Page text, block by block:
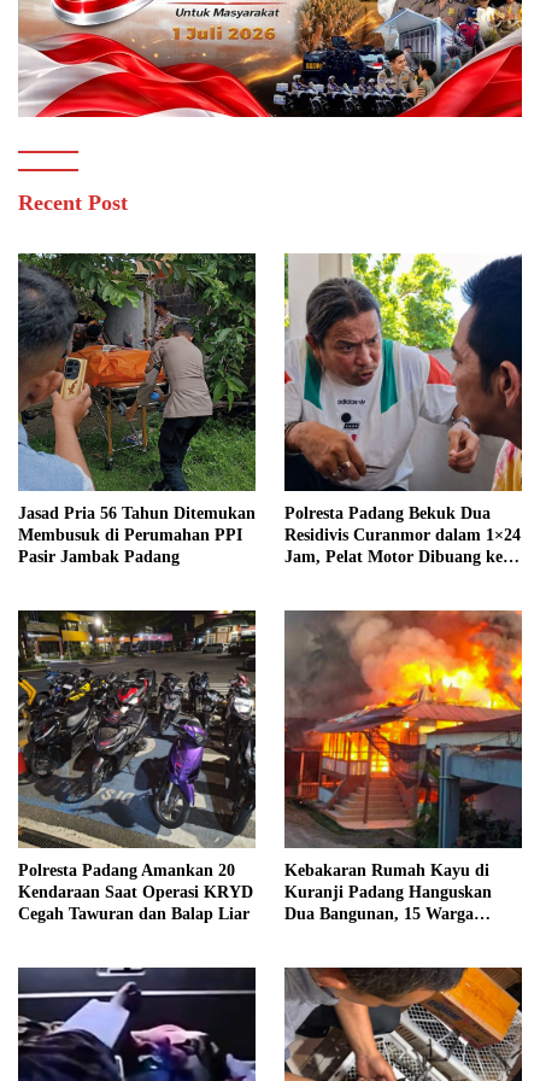
Recent Post
Jasad Pria 56 Tahun Ditemukan
Membusuk di Perumahan PPI
Pasir Jambak Padang
Polresta Padang Bekuk Dua
Residivis Curanmor dalam 1×24
Jam, Pelat Motor Dibuang ke
Polresta Padang Amankan 20
Kendaraan Saat Operasi KRYD
Cegah Tawuran dan Balap Liar
Kebakaran Rumah Kayu di
Kuranji Padang Hanguskan
Dua Bangunan, 15 Warga